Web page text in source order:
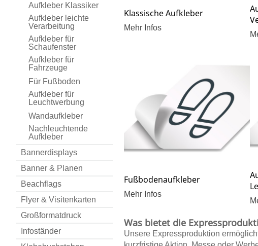
Aufkleber Klassiker
Aufkleber leichte
Verarbeitung
Aufkleber für
Schaufenster
Aufkleber für
Fahrzeuge
Für Fußboden
Aufkleber für
Leuchtwerbung
Wandaufkleber
Nachleuchtende
Aufkleber
Bannerdisplays
Banner & Planen
Beachflags
Flyer & Visitenkarten
Großformatdruck
Infoständer
Klassische Aufkleber
Mehr Infos
Fußbodenaufkleber
Mehr Infos
Was bietet die
Unsere Expressproduktion